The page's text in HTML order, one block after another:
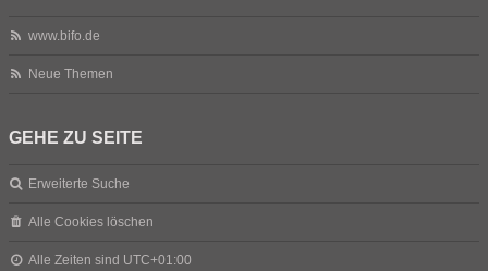
www.bifo.de
Neue Themen
GEHE ZU SEITE
Erweiterte Suche
Alle Cookies löschen
Alle Zeiten sind UTC+01:00